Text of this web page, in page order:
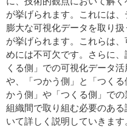
が挙げられます。これには、
膨大な可視化データを取り
が挙げられます。これらは
めには不可欠です。さらに
くる側」での可視化データ
や、「つかう側」と「つく
かう側」や「つくる側」で
組織間で取り組む必要のあ
いて詳しく説明していきます